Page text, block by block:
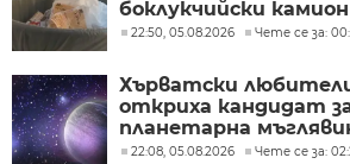
боклукчийски камион
22:50, 05.08.2026 Чете се за:
Хърватски
откриха кандидат
планетарна
22:08, 05.08.2026 Чете се за: